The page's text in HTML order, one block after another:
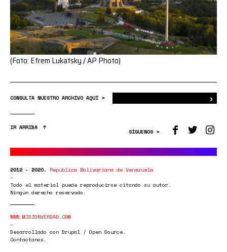
(Foto: Efrem Lukatsky / AP Photo)
CONSULTA NUESTRO ARCHIVO AQUÍ > ›
IR ARRIBA
SÍGUENOS >
2012 - 2020. República Bolivariana de Venezuela
Todo el material puede reproducirse citando su autor.
Ningún derecho reservado.
WWW.MISIONVERDAD.COM
Desarrollado con Drupal / Open Source.
Contáctanos.